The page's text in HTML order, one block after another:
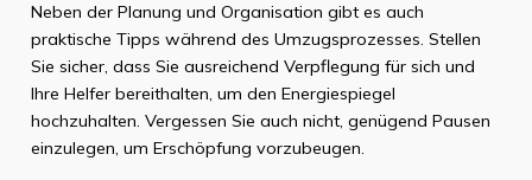
Neben der Planung und Organisation gibt es auch
praktische Tipps während des Umzugsprozesses. Stellen
Sie sicher, dass Sie ausreichend Verpflegung für sich und
Ihre Helfer bereithalten, um den Energiespiegel
hochzuhalten. Vergessen Sie auch nicht, genügend Pausen
einzulegen, um Erschöpfung vorzubeugen.